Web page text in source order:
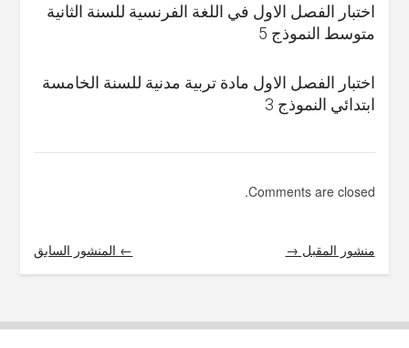
اختبار الفصل الاول في اللغة الفرنسية للسنة الثانية
متوسط النموذج 5
اختبار الفصل الاول مادة تربية مدنية للسنة الخامسة
ابتدائي النموذج 3
Comments are closed.
← المنشور السابق منشور المقبل →